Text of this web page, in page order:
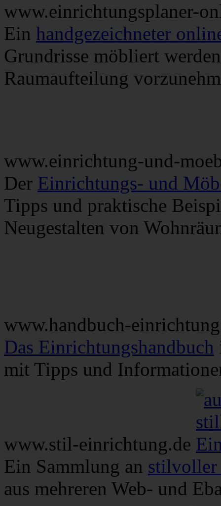
www.einrichtungsplaner-
Ein handgezeichneter
Grundrisse möbliert
Raumaufteilung
www.einrichtung-und-
Der Einrichtungs- und
Tipps und praktische
Neugestalten von
www.handbuch-
Das Einrichtungshandbuch
mit Tipps und
www.stil-einrichtung.de
Ein Sammlung an stilvoller
aus mehreren Web- und